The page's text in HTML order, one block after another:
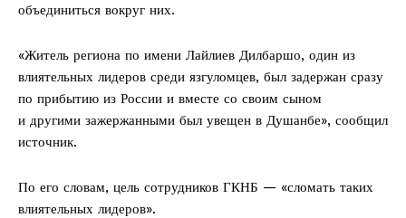
объединиться вокруг них.
«Житель региона по имени Лайлиев Дилбаршо, один из
влиятельных лидеров среди язгуломцев, был задержан сразу
по прибытию из России и вместе со своим сыном
и другими зажержанными был увещен в Душанбе», сообщил
источник.
По его словам, цель сотрудников ГКНБ — «сломать таких
влиятельных лидеров».